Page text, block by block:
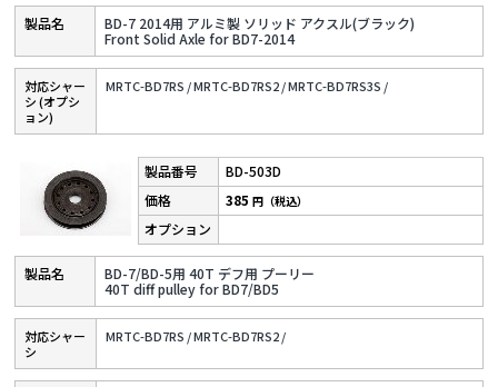
BD-7 2014用 アルミ製 ソリッド アクスル(ブラック)
Front Solid Axle for BD7-2014
対応シャー
シ (オプシ
ョン)
MRTC-BD7RS /MRTC-BD7RS2 /MRTC-BD7RS3S /
BD-503D
BD-7/BD-5用 40T デフ用 プーリー
40T diff pulley for BD7/BD5
385円（税込）
対応シャー
シ
MRTC-BD7RS /MRTC-BD7RS2 /